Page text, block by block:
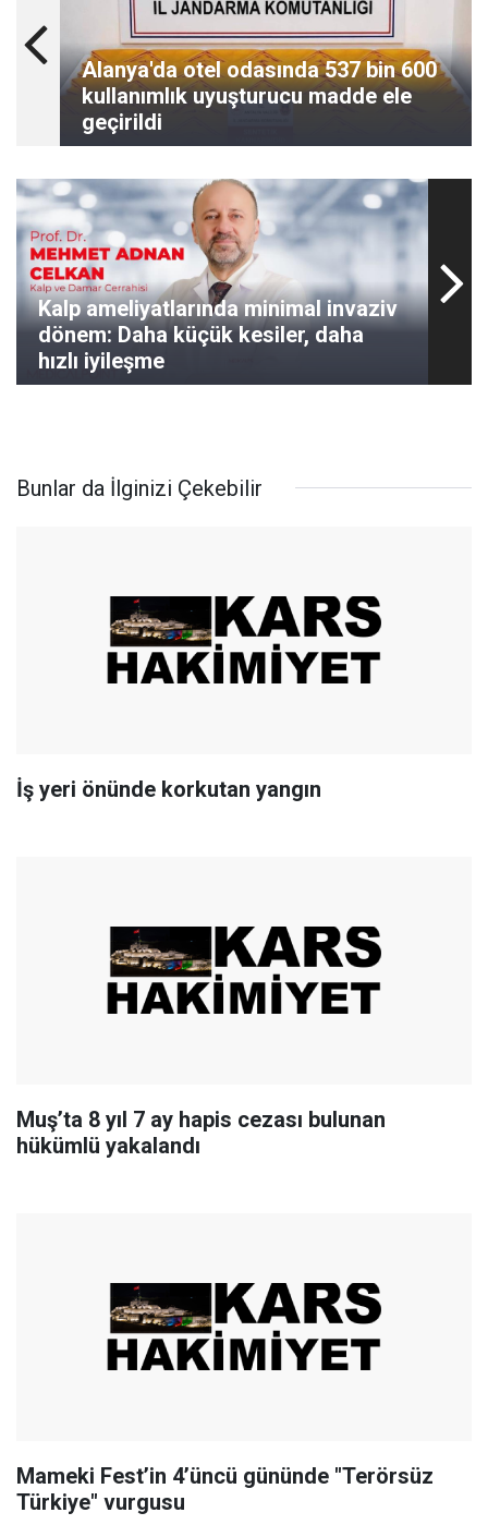
Alanya'da otel odasında 537 bin 600
kullanımlık uyuşturucu madde ele
geçirildi
Kalp ameliyatlarında minimal invaziv
dönem: Daha küçük kesiler, daha
hızlı iyileşme
Bunlar da İlginizi Çekebilir
İş yeri önünde korkutan yangın
Muş’ta 8 yıl 7 ay hapis cezası bulunan
hükümlü yakalandı
Mameki Fest’in 4’üncü gününde "Terörsüz
Türkiye" vurgusu